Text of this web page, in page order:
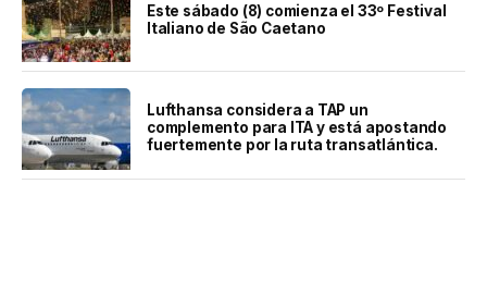
Este sábado (8) comienza el 33º Festival
Italiano de São Caetano
Lufthansa considera a TAP un
complemento para ITA y está apostando
fuertemente por la ruta transatlántica.